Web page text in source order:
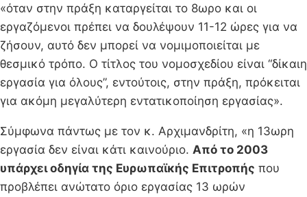
«όταν στην πράξη καταργείται το 8ωρο και οι
εργαζόμενοι πρέπει να δουλέψουν 11-12 ώρες για να
ζήσουν, αυτό δεν μπορεί να νομιμοποιείται με
θεσμικό τρόπο. Ο τίτλος του νομοσχεδίου είναι “δίκαιη
εργασία για όλους”, εντούτοις, στην πράξη, πρόκειται
για ακόμη μεγαλύτερη εντατικοποίηση εργασίας».
Σύμφωνα πάντως με τον κ. Αρχιμανδρίτη, «η 13ωρη
εργασία δεν είναι κάτι καινούριο. Από το 2003
υπάρχει οδηγία της Ευρωπαϊκής Επιτροπής που
προβλέπει ανώτατο όριο εργασίας 13 ωρών